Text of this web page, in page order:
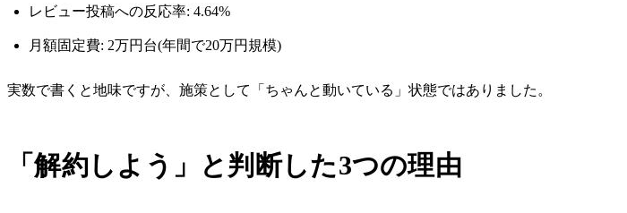
レビュー投稿への反応率: 4.64%
月額固定費: 2万円台(年間で20万円規模)
実数で書くと地味ですが、施策として「ちゃんと動いている」状態ではありました。
「解約しよう」と判断した3つの理由